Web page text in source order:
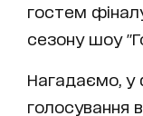
гостем
сезону шоу
Нагадаємо, у
голосування